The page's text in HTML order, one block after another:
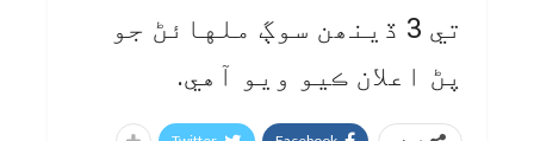
تي 3 ڏينھن سوڳ ملهائڻ جو
پڻ اعلان ڪيو ويو آهي.